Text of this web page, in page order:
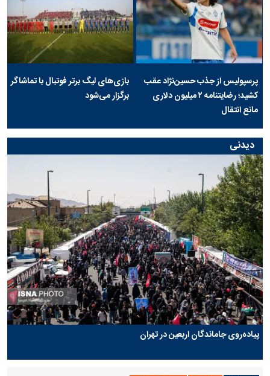
پرسپولیس از جذب حسین‌نژاد عقب
کشید؛ رضایتنامه ۲ میلیون دلاری
مانع انتقال
بازی‌های لیگ برتر فوتبال با تماشاگر
برگزار می‌شود
دیدنی
پیاده‌روی جاماندگان اربعین در تهران